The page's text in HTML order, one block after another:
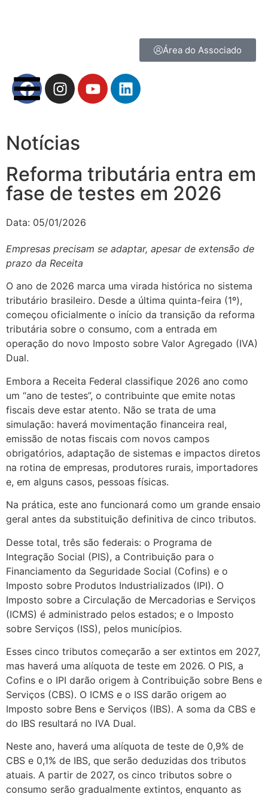
Área do Associado
Notícias
Reforma tributária entra em
fase de testes em 2026
Data: 05/01/2026
Empresas precisam se adaptar, apesar de extensão de
prazo da Receita
O ano de 2026 marca uma virada histórica no sistema
tributário brasileiro. Desde a última quinta-feira (1º),
começou oficialmente o início da transição da reforma
tributária sobre o consumo, com a entrada em
operação do novo Imposto sobre Valor Agregado (IVA)
Dual.
Embora a Receita Federal classifique 2026 ano como
um “ano de testes”, o contribuinte que emite notas
fiscais deve estar atento. Não se trata de uma
simulação: haverá movimentação financeira real,
emissão de notas fiscais com novos campos
obrigatórios, adaptação de sistemas e impactos diretos
na rotina de empresas, produtores rurais, importadores
e, em alguns casos, pessoas físicas.
Na prática, este ano funcionará como um grande ensaio
geral antes da substituição definitiva de cinco tributos.
Desse total, três são federais: o Programa de
Integração Social (PIS), a Contribuição para o
Financiamento da Seguridade Social (Cofins) e o
Imposto sobre Produtos Industrializados (IPI). O
Imposto sobre a Circulação de Mercadorias e Serviços
(ICMS) é administrado pelos estados; e o Imposto
sobre Serviços (ISS), pelos municípios.
Esses cinco tributos começarão a ser extintos em 2027,
mas haverá uma alíquota de teste em 2026. O PIS, a
Cofins e o IPI darão origem à Contribuição sobre Bens e
Serviços (CBS). O ICMS e o ISS darão origem ao
Imposto sobre Bens e Serviços (IBS). A soma da CBS e
do IBS resultará no IVA Dual.
Neste ano, haverá uma alíquota de teste de 0,9% de
CBS e 0,1% de IBS, que serão deduzidas dos tributos
atuais. A partir de 2027, os cinco tributos sobre o
consumo serão gradualmente extintos, enquanto as